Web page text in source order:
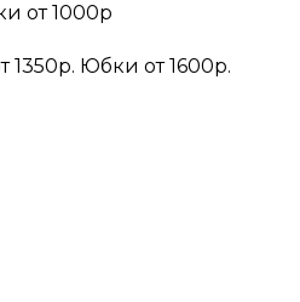
от 1000р
1350р. Юбки от 1600р.